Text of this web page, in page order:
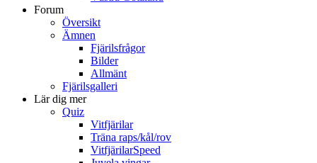
Forum
Översikt
Ämnen
Fjärilsfrågor
Bilder
Allmänt
Fjärilsgalleri
Lär dig mer
Quiz
Vitfjärilar
Träna raps/kål/rov
VitfjärilarSpeed